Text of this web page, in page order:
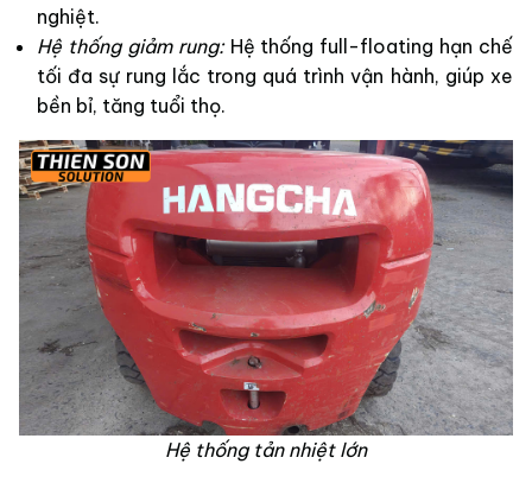
nghiệt.
Hệ thống giảm rung:Hệ thống full-floating hạn chế
tối đa sự rung lắc trong quá trình vận hành, giúp xe
bền bỉ, tăng tuổi thọ.
Hệ thống tản nhiệt lớn